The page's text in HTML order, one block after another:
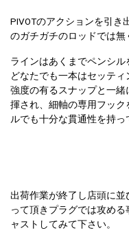
PIVOTのアクションを引き
のガチガチのロッドでは無
ラインはあくまでペンシ
どなたでも一本はセッテ
強度の有るスナップと一
揮され、細軸の専用フック
ルでも十分な貫通性を持っ
出荷作業が終了し店頭に
って頂きプラグでは攻め
ャストしてみて下さい。